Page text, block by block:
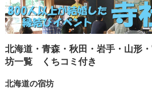
北海道・青森・秋田・岩手・山形
坊一覧 くちコミ付き
北海道の宿坊